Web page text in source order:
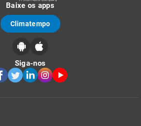
Baixe os apps
Climatempo
Siga-nos